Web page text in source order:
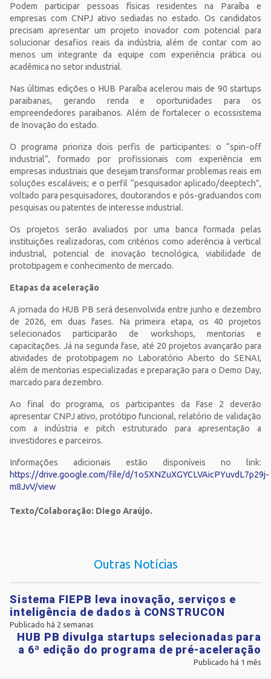
Podem participar pessoas físicas residentes na Paraíba e
empresas com CNPJ ativo sediadas no estado. Os candidatos
precisam apresentar um projeto inovador com potencial para
solucionar desafios reais da indústria, além de contar com ao
menos um integrante da equipe com experiência prática ou
acadêmica no setor industrial.
Nas últimas edições o HUB Paraíba acelerou mais de 90 startups
paraibanas, gerando renda e oportunidades para os
empreendedores paraibanos. Além de fortalecer o ecossistema
de Inovação do estado.
O programa prioriza dois perfis de participantes: o “spin-off
industrial”, formado por profissionais com experiência em
empresas industriais que desejam transformar problemas reais em
soluções escaláveis; e o perfil “pesquisador aplicado/deeptech”,
voltado para pesquisadores, doutorandos e pós-graduandos com
pesquisas ou patentes de interesse industrial.
Os projetos serão avaliados por uma banca formada pelas
instituições realizadoras, com critérios como aderência à vertical
industrial, potencial de inovação tecnológica, viabilidade de
prototipagem e conhecimento de mercado.
Etapas da aceleração
A jornada do HUB PB será desenvolvida entre junho e dezembro
de 2026, em duas fases. Na primeira etapa, os 40 projetos
selecionados participarão de workshops, mentorias e
capacitações. Já na segunda fase, até 20 projetos avançarão para
atividades de prototipagem no Laboratório Aberto do SENAI,
além de mentorias especializadas e preparação para o Demo Day,
marcado para dezembro.
Ao final do programa, os participantes da Fase 2 deverão
apresentar CNPJ ativo, protótipo funcional, relatório de validação
com a indústria e pitch estruturado para apresentação a
investidores e parceiros.
Informações adicionais estão disponíveis no link:
https://drive.google.com/file/d/1o5XNZuXGYCLVAicPYuvdL7p29j-
m8JvV/view
Texto/Colaboração: Diego Araújo.
Outras Notícias
Sistema FIEPB leva inovação, serviços e
inteligência de dados à CONSTRUCON
Publicado há 2 semanas
HUB PB divulga startups selecionadas para
a 6ª edição do programa de pré-aceleração
Publicado há 1 mês